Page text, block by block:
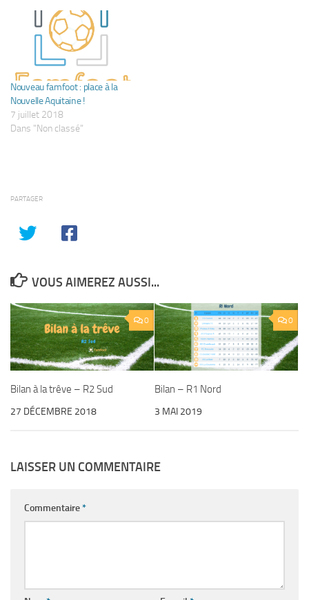
Nouveau famfoot : place à la
Nouvelle Aquitaine !
7 juillet 2018
Dans "Non classé"
PARTAGER
VOUS AIMEREZ AUSSI...
0
Bilan à la trêve – R2 Sud
27 DÉCEMBRE 2018
0
Bilan – R1 Nord
3 MAI 2019
LAISSER UN COMMENTAIRE
Commentaire*